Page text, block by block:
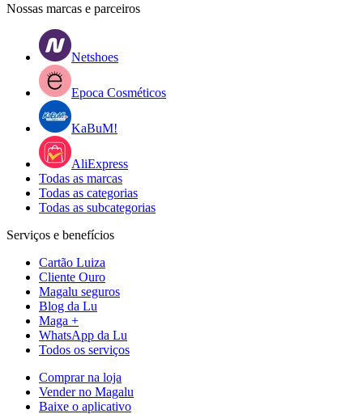
Nossas marcas e parceiros
Netshoes
Epoca Cosméticos
KaBuM!
AliExpress
Todas as marcas
Todas as categorias
Todas as subcategorias
Serviços e benefícios
Cartão Luiza
Cliente Ouro
Magalu seguros
Blog da Lu
Maga +
WhatsApp da Lu
Todos os serviços
Comprar na loja
Vender no Magalu
Baixe o aplicativo